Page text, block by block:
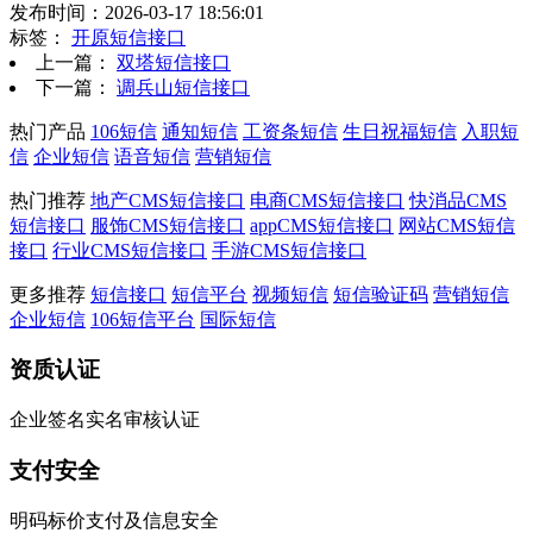
发布时间：2026-03-17 18:56:01
标签： 开原短信接口
上一篇： 双塔短信接口
下一篇： 调兵山短信接口
热门产品 106短信 通知短信 工资条短信 生日祝福短信 入职短
信 企业短信 语音短信 营销短信
热门推荐 地产CMS短信接口 电商CMS短信接口 快消品CMS
短信接口 服饰CMS短信接口 appCMS短信接口 网站CMS短信
接口 行业CMS短信接口 手游CMS短信接口
更多推荐 短信接口 短信平台 视频短信 短信验证码 营销短信
企业短信 106短信平台 国际短信
资质认证
企业签名实名审核认证
支付安全
明码标价支付及信息安全